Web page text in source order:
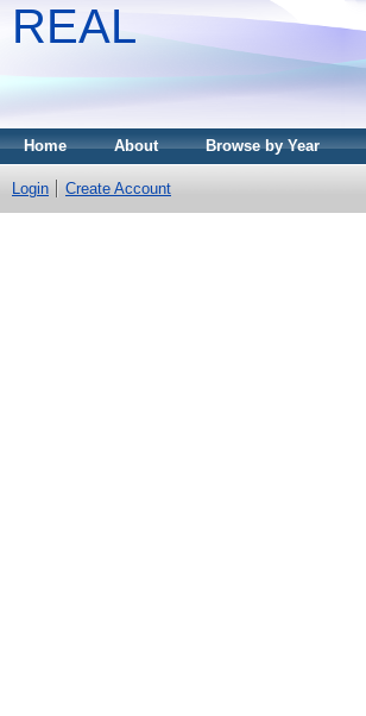
REAL
Home About Browse by Year
Login Create Account